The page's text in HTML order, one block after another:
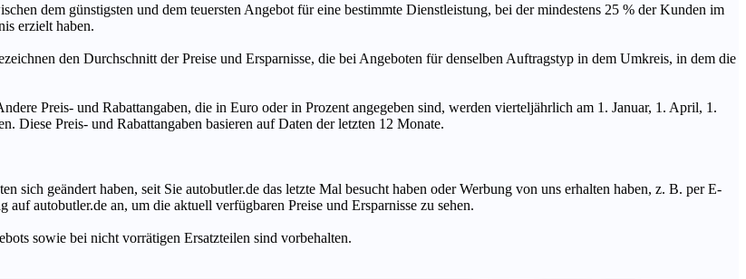
dem günstigsten und dem teuersten Angebot für eine bestimmte Dienstleistung, bei der mindestens 25 % der Kunden im
erzielt haben.
den Durchschnitt der Preise und Ersparnisse, die bei Angeboten für denselben Auftragstyp in dem Umkreis, in dem die
Preis- und Rabattangaben, die in Euro oder in Prozent angegeben sind, werden vierteljährlich am 1. Januar, 1. April, 1.
Diese Preis- und Rabattangaben basieren auf Daten der letzten 12 Monate.
sich geändert haben, seit Sie autobutler.de das letzte Mal besucht haben oder Werbung von uns erhalten haben, z. B. per E-
autobutler.de an, um die aktuell verfügbaren Preise und Ersparnisse zu sehen.
sowie bei nicht vorrätigen Ersatzteilen sind vorbehalten.